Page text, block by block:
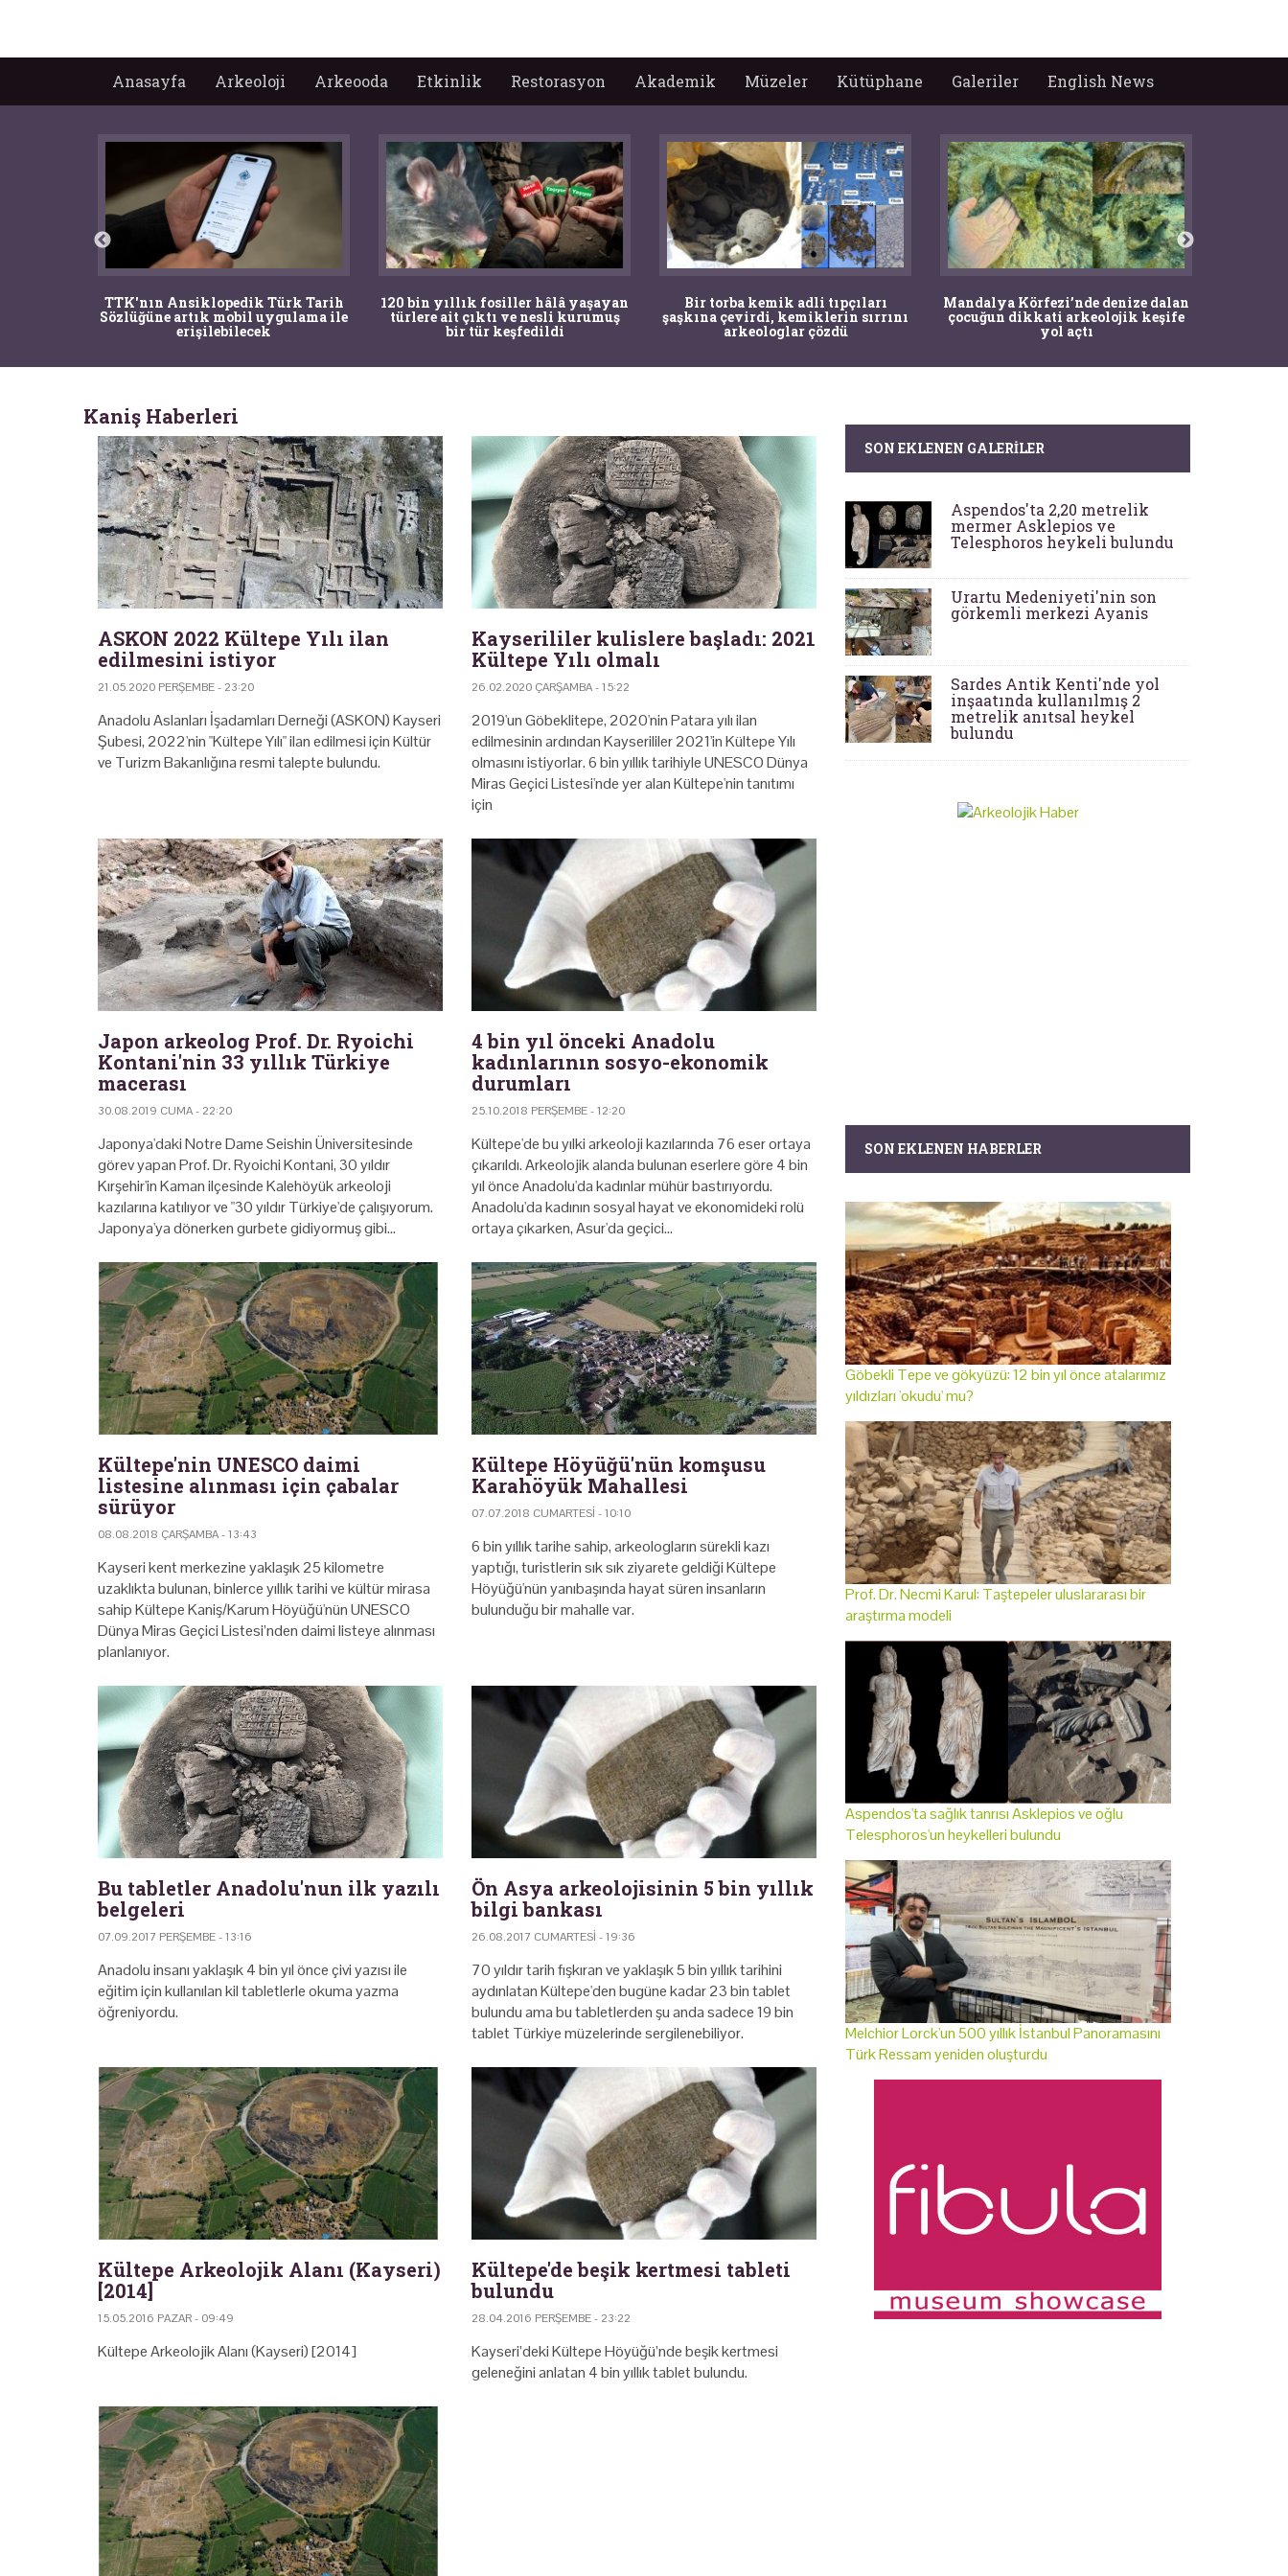
Anasayfa Arkeoloji Arkeooda Etkinlik Restorasyon Akademik Müzeler Kütüphane Galeriler English News
TTK'nın Ansiklopedik Türk Tarih
Sözlüğüne artık mobil uygulama ile
erişilebilecek
120 bin yıllık fosiller hâlâ yaşayan
türlere ait çıktı ve nesli kurumuş
bir tür keşfedildi
Bir torba kemik adli tıpçıları
şaşkına çevirdi, kemiklerin sırrını
arkeologlar çözdü
Mandalya Körfezi’nde denize dalan
çocuğun dikkati arkeolojik keşife
yol açtı
Kaniş Haberleri
ASKON 2022 Kültepe Yılı ilan
edilmesini istiyor
21.05.2020 PERŞEMBE - 23:20
Anadolu Aslanları İşadamları Derneği (ASKON) Kayseri
Şubesi, 2022'nin "Kültepe Yılı" ilan edilmesi için Kültür
ve Turizm Bakanlığına resmi talepte bulundu.
Kayserililer kulislere başladı: 2021
Kültepe Yılı olmalı
26.02.2020 ÇARŞAMBA - 15:22
2019'un Göbeklitepe, 2020'nin Patara yılı ilan
edilmesinin ardından Kayserililer 2021'in Kültepe Yılı
olmasını istiyorlar. 6 bin yıllık tarihiyle UNESCO Dünya
Miras Geçici Listesi'nde yer alan Kültepe'nin tanıtımı
için
Japon arkeolog Prof. Dr. Ryoichi
Kontani'nin 33 yıllık Türkiye
macerası
30.08.2019 CUMA - 22:20
Japonya'daki Notre Dame Seishin Üniversitesinde
görev yapan Prof. Dr. Ryoichi Kontani, 30 yıldır
Kırşehir'in Kaman ilçesinde Kalehöyük arkeoloji
kazılarına katılıyor ve "30 yıldır Türkiye'de çalışıyorum.
Japonya'ya dönerken gurbete gidiyormuş gibi…
4 bin yıl önceki Anadolu
kadınlarının sosyo-ekonomik
durumları
25.10.2018 PERŞEMBE - 12:20
Kültepe'de bu yılki arkeoloji kazılarında 76 eser ortaya
çıkarıldı. Arkeolojik alanda bulunan eserlere göre 4 bin
yıl önce Anadolu'da kadınlar mühür bastırıyordu.
Anadolu'da kadının sosyal hayat ve ekonomideki rolü
ortaya çıkarken, Asur'da geçici…
Kültepe'nin UNESCO daimi
listesine alınması için çabalar
sürüyor
08.08.2018 ÇARŞAMBA - 13:43
Kayseri kent merkezine yaklaşık 25 kilometre
uzaklıkta bulunan, binlerce yıllık tarihi ve kültür mirasa
sahip Kültepe Kaniş/Karum Höyüğü'nün UNESCO
Dünya Miras Geçici Listesi’nden daimi listeye alınması
planlanıyor.
Kültepe Höyüğü'nün komşusu
Karahöyük Mahallesi
07.07.2018 CUMARTESI - 10:10
6 bin yıllık tarihe sahip, arkeologların sürekli kazı
yaptığı, turistlerin sık sık ziyarete geldiği Kültepe
Höyüğü'nün yanıbaşında hayat süren insanların
bulunduğu bir mahalle var.
Bu tabletler Anadolu'nun ilk yazılı
belgeleri
07.09.2017 PERŞEMBE - 13:16
Anadolu insanı yaklaşık 4 bin yıl önce çivi yazısı ile
eğitim için kullanılan kil tabletlerle okuma yazma
öğreniyordu.
Ön Asya arkeolojisinin 5 bin yıllık
bilgi bankası
26.08.2017 CUMARTESI - 19:36
70 yıldır tarih fışkıran ve yaklaşık 5 bin yıllık tarihini
aydınlatan Kültepe'den bugüne kadar 23 bin tablet
bulundu ama bu tabletlerden şu anda sadece 19 bin
tablet Türkiye müzelerinde sergilenebiliyor.
Kültepe Arkeolojik Alanı (Kayseri)
[2014]
15.05.2016 PAZAR - 09:49
Kültepe Arkeolojik Alanı (Kayseri) [2014]
Kültepe'de beşik kertmesi tableti
bulundu
28.04.2016 PERŞEMBE - 23:22
Kayseri’deki Kültepe Höyüğü’nde beşik kertmesi
geleneğini anlatan 4 bin yıllık tablet bulundu.
SON EKLENEN GALERILER
Aspendos'ta 2,20 metrelik
mermer Asklepios ve
Telesphoros heykeli bulundu
Urartu Medeniyeti'nin son
görkemli merkezi Ayanis
Sardes Antik Kenti'nde yol
inşaatında kullanılmış 2
metrelik anıtsal heykel
bulundu
SON EKLENEN HABERLER
Göbekli Tepe ve gökyüzü: 12 bin yıl önce atalarımız
yıldızları 'okudu' mu?
Prof. Dr. Necmi Karul: Taştepeler uluslararası bir
araştırma modeli
Aspendos'ta sağlık tanrısı Asklepios ve oğlu
Telesphoros'un heykelleri bulundu
Melchior Lorck'un 500 yıllık İstanbul Panoramasını
Türk Ressam yeniden oluşturdu